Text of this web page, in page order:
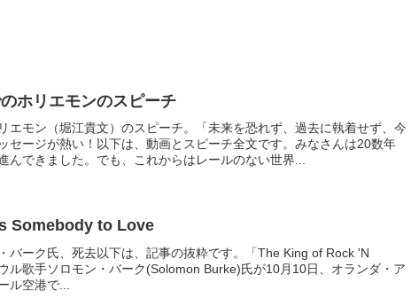
ホリエモンのスピーチ
エモン（堀江貴文）のスピーチ。「未来を恐れず、過去に執着せず、今
セージが熱い！以下は、動画とスピーチ全文です。みなさんは20数年
んできました。でも、これからはレールのない世界...
Somebody to Love
バーク氏、死去以下は、記事の抜粋です。「The King of Rock 'N
ル歌手ソロモン・バーク(Solomon Burke)氏が10月10日、オランダ・ア
ル空港で...